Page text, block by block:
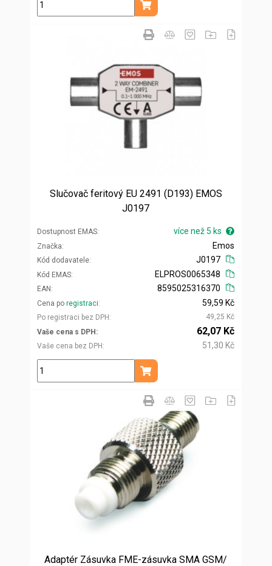
ks
Přidat do košíku
Slučovač feritový EU 2491 (D193) EMOS
J0197
Dostupnost EMAS více než 5 ks
Značka
Kód dodavatele
Emos
J0197
Kód EMAS
EAN
ELPROS0065348
8595025316370
Cena po registraci
Po registraci bez DPH
59,59 Kč
49,25 Kč
Vaše cena s DPH
Vaše cena bez DPH
62,07 Kč
51,30 Kč
ks
Přidat do košíku
Adaptér Zásuvka FME-zásuvka SMA GSM/